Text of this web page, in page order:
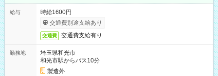
給与
時給1600円
交通費別途支給あり
交通費 交通費支給有り
勤務地
埼玉県和光市
和光市駅からバス10分
製造外